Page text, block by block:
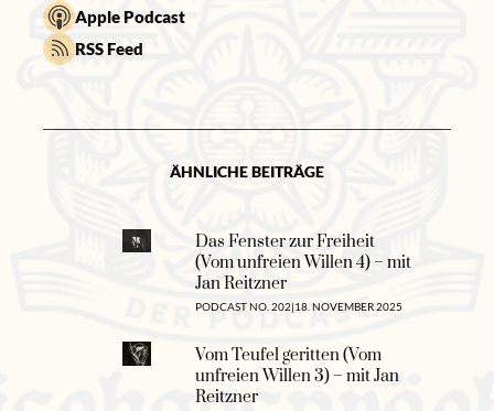
Apple Podcast
RSS Feed
ÄHNLICHE BEITRÄGE
Das Fenster zur Freiheit
(Vom unfreien Willen 4) – mit
Jan Reitzner
PODCAST NO. 202|18. NOVEMBER 2025
Vom Teufel geritten (Vom
unfreien Willen 3) – mit Jan
Reitzner